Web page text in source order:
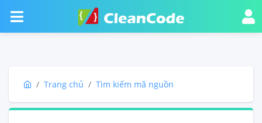
Trang chủ Tìm kiếm mã nguồn